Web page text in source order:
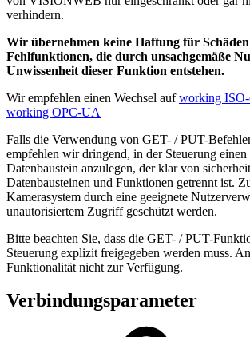
verhindern.
Wir übernehmen keine Haftung für
Fehlfunktionen, die durch unsachgemäße
Unwissenheit dieser Funktion entstehen.
Wir empfehlen einen Wechsel aufworking
working OPC-UA
Falls die Verwendung von GET- / PUT-
empfehlen wir dringend, in der Steuerung einen
Datenbaustein anzulegen, der klar von
Datenbausteinen und Funktionen getrennt ist.
Kamerasystem durch eine geeignete
unautorisiertem Zugriff geschützt werden.
Bitte beachten Sie, dass die GET- / PUT-
Steuerung explizit freigegeben werden muss.
Funktionalität nicht zur Verfügung.
Verbindungsparameter